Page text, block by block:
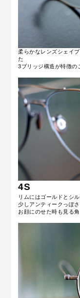
柔らかなレンズシェイ
た
3ブリッジ構造が特徴の
4S
リムにはゴールドとシ
少しアンティークっぽ
お顔にのせた時も見る